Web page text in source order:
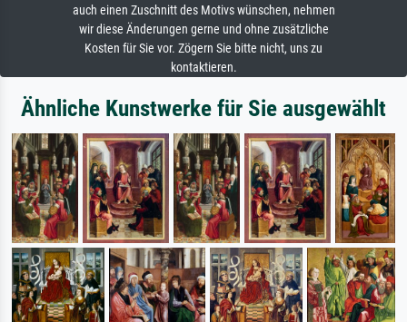
auch einen Zuschnitt des Motivs wünschen, nehmen
wir diese Änderungen gerne und ohne zusätzliche
Kosten für Sie vor. Zögern Sie bitte nicht, uns zu
kontaktieren.
Ähnliche Kunstwerke für Sie ausgewählt